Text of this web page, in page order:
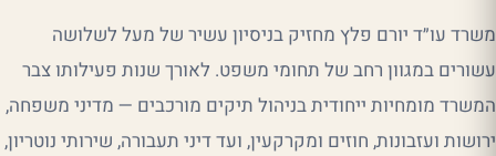
משרד עו״ד יורם פלץ מחזיק בניסיון עשיר של מעל לשלושה
עשורים במגוון רחב של תחומי משפט. לאורך שנות פעילותו צבר
המשרד מומחיות ייחודית בניהול תיקים מורכבים — מדיני משפחה,
ירושות ועזבונות, חוזים ומקרקעין, ועד דיני תעבורה, שירותי נוטריון,